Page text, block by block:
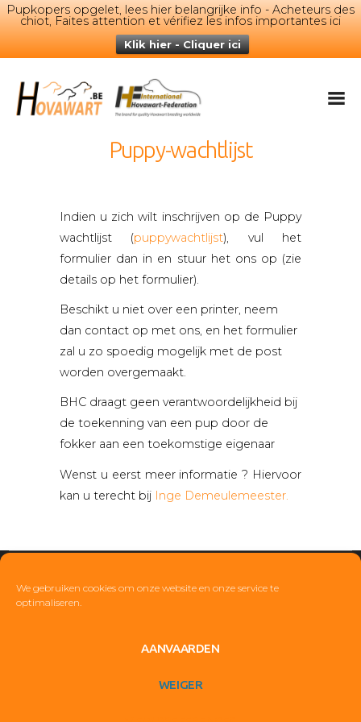
We gebruiken cookies om onze website en onze service te
optimaliseren.
AANVAARDEN
WEIGER
Pupkopers opgelet, lees hier belangrijke info - Acheteurs des
chiot, Faites attention et vérifiez les infos importantes ici
Klik hier - Cliquer ici
Puppy-wachtlijst
Hovawart
De Hovawart
Fokken en nesten
Kalender
Leden only
Privacy
English
Français
Indien u zich wilt inschrijven op de Puppy
wachtlijst (puppywachtlijst), vul het
formulier dan in en stuur het ons op (zie
details op het formulier).
Beschikt u niet over een printer, neem
dan contact op met ons, en het formulier
zal u zo spoedig mogelijk met de post
worden overgemaakt.
BHC draagt geen verantwoordelijkheid bij
de toekenning van een pup door de
fokker aan een toekomstige eigenaar
Wenst u eerst meer informatie ? Hiervoor
kan u terecht bij Inge Demeulemeester.
© BELGISCHE HOVAWART CLUB 2019